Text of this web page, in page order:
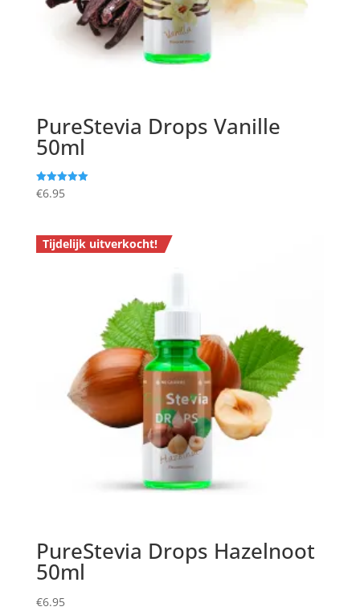
PureStevia Drops Vanille
50ml
Gewaardeerd
5.00
€6.95
Tijdelijk uitverkocht!
PureStevia Drops Hazelnoot
50ml
€6.95